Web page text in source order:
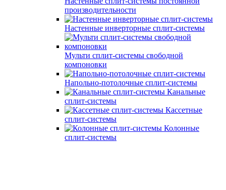
производительности
Настенные инверторные сплит-системы
Мульти сплит-системы свободной
компоновки
Напольно-потолочные сплит-системы
Канальные
сплит-системы
Кассетные
сплит-системы
Колонные
сплит-системы